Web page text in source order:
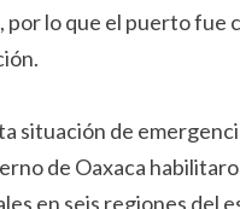
por lo que el puerto fue
situación de
de Oaxaca
en seis regiones del